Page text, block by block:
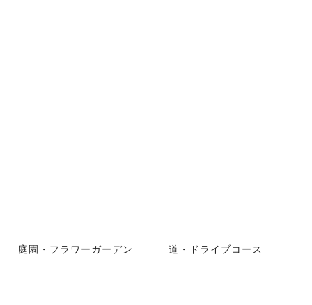
庭園・フラワーガーデン 道・ドライブコース